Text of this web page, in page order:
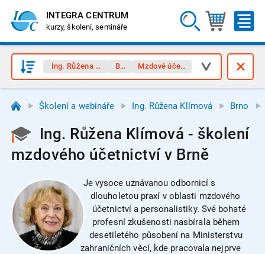
INTEGRA CENTRUM
kurzy, školení, semináře
Ing. Růžena Klímová
Brno Mzdové účetnictví
Školení a webináře Ing. Růžena Klímová Brno
Ing. Růžena Klímová - školení
mzdového účetnictví v Brně
Je vysoce uznávanou odbornicí s
dlouholetou praxí v oblasti mzdového
účetnictví a personalistiky. Své bohaté
profesní zkušenosti nasbírala během
desetiletého působení na Ministerstvu
zahraničních věcí, kde pracovala nejprve